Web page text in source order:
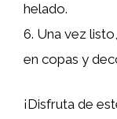
helado.
6. Una vez
en copas y
¡Disfruta de